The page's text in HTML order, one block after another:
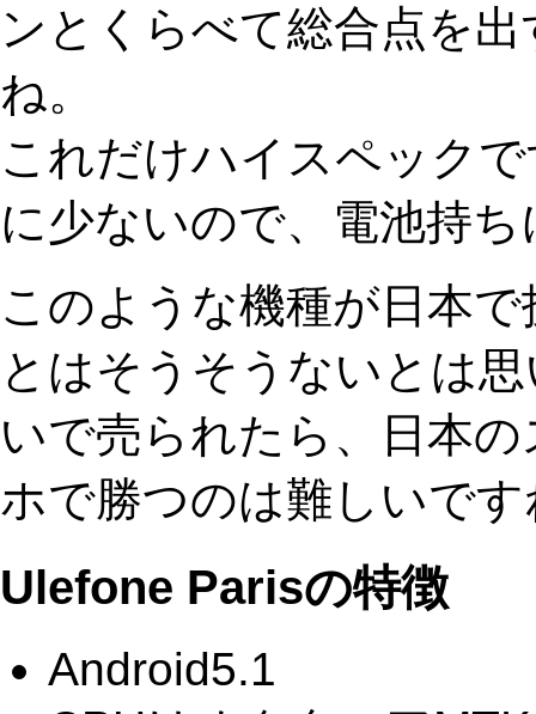
ンとくらべて総合点を
ね。
これだけハイスペック
に少ないので、電池持
このような機種が日本
とはそうそうないとは
いで売られたら、日本
ホで勝つのは難しいです
Ulefone Parisの特徴
Android5.1